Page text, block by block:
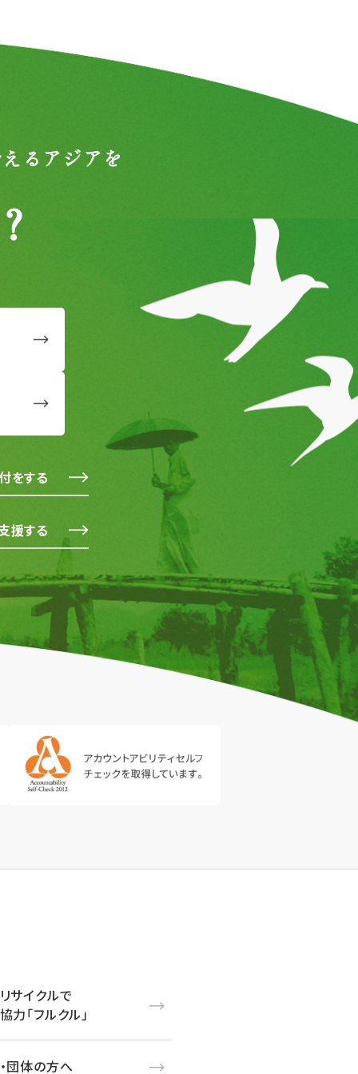
るアジアを
をする
援する
サイクルで
力「フルクル」
団体の方へ